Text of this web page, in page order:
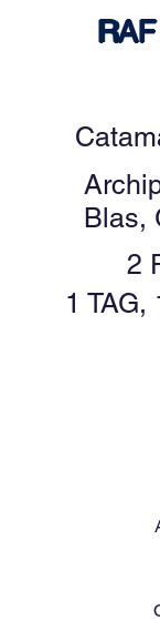
Blas,
2
1